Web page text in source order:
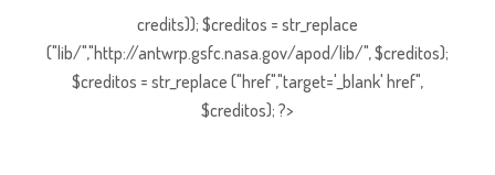
credits)); $creditos = str_replace
("lib/","http://antwrp.gsfc.nasa.gov/apod/lib/", $creditos);
$creditos = str_replace ("href","target='_blank' href",
$creditos); ?>